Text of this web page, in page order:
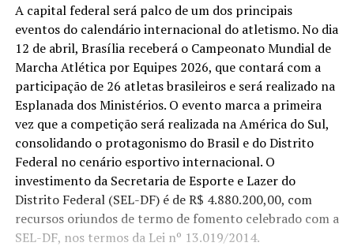
A capital federal será palco de um dos principais
eventos do calendário internacional do atletismo. No dia
12 de abril, Brasília receberá o Campeonato Mundial de
Marcha Atlética por Equipes 2026, que contará com a
participação de 26 atletas brasileiros e será realizado na
Esplanada dos Ministérios. O evento marca a primeira
vez que a competição será realizada na América do Sul,
consolidando o protagonismo do Brasil e do Distrito
Federal no cenário esportivo internacional. O
investimento da Secretaria de Esporte e Lazer do
Distrito Federal (SEL-DF) é de R$ 4.880.200,00, com
recursos oriundos de termo de fomento celebrado com a
SEL-DF, nos termos da Lei nº 13.019/2014.